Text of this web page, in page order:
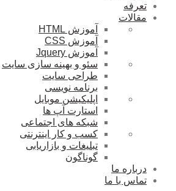
تعرفه
مقالات
آموزش HTML
آموزش CSS
آموزش Jquery
سئو و بهینه سازی سایت
طراحی سایت
برنامه نویسی
اپلیکیشن موبایل
استارت آپ ها
شبکه های اجتماعی
کسب و کار اینترنتی
تبلیغات و بازاریابی
گوناگون
درباره ما
تماس با ما